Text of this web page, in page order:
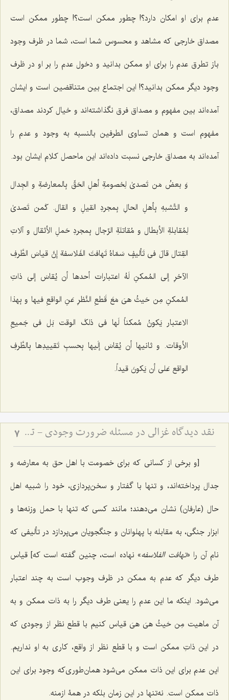
عدم برای او امکان دارد؟! چطور ممکن است؟! چطور ممکن است
مصداق خارجی که مشاهد و محسوس شما است، شما در ظرف وجود
باز تطرق عدم را برای او ممکن بدانید و دخول عدم را بر او در ظرف
وجود دیگر ممکن بدانید؟! این اجتماع بین متناقضین است و ایشان
آمده‌اند بین مفهوم و مصداق فرق نگذاشته‌اند و خیال کردند مصداق،
مفهوم است و همان تساوی الطرفین بالنسبه به وجود و عدم را
آمده‌اند به مصداق خارجی نسبت داده‌اند این ماحصل کلام ایشان بود.
وَ بعضُ مَن تَصدىٰ لِخصومةِ أهلِ الحَقِّ بِالمعارضةِ و الجِدال
و التَّشبهِ بِأهلِ الحالِ بِمجردِ القیلِ و القال. کَمن تَصدىٰ
لِمُقابلةِ الأبطال و مُقاتلةِ الرِّجال بِمجردِ حَملِ الأثقال و آلاتِ
القِتال قالَ فی تَألیفٍ سَمّاهُ تَهافتَ الفَلاسفة إنَّ قیاسَ الطَّرفِ
الآخرِ إلى المُمکنِ لَهُ اعتبارات أحدها أن یُقاسَ إلى ذاتِ
المُمکنِ مِن حَیثُ هیَ مَعَ قَطعِ النَّظرِ عَنِ الواقعِ فیها و بِهذا
الاعتبار یَکونُ مُمکناً لَها فی ذلکَ الوقت بَل فی جَمیعِ
الأوقات. و ثانیها أن یُقاسَ إلَیها بِحسبِ تَقییدِها بِالطَّرفِ
الواقع عَلى أن یَکونَ قیداً.
نقد دیدگاه غزالی در مسئله ضرورت وجودی - تحلیل تفاوت مفهوم و مصداق در اثبات وجوب وجود 7
[و برخی از کسانی که برای خصومت با اهل حق به معارضه و
جدال پرداخته‌اند، و تنها با گفتار و سخن‌پردازی، خود را شبیه اهل
حال (عارفان) نشان می‌دهند؛ مانند کسی که تنها با حمل وزنه‌ها و
ابزار جنگی، به مقابله با پهلوانان و جنگجویان می‌پردازد در تألیفی که
نام آن را «تهافت الفلاسفه» نهاده است، چنین گفته است که] قیاس
طرف دیگر که عدم به ممکن در ظرف وجوب است به چند اعتبار
می‌شود. اینکه ما این عدم را یعنی طرف دیگر را به ذات ممکن و به
آن ماهیت مِن حَیثُ هیَ هیَ قیاس کنیم با قطع نظر از وجودی که
در این ذاتِ ممکن است و با قطع نظر از واقع، کاری به او نداریم.
این عدم برای این ذات ممکن می‌شود همان‌طوری‌که وجود برای این
ذات ممکن است. نه‌تنها در این زمان بلکه در همۀ ازمنه.